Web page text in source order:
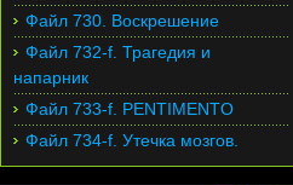
Файл 730. Воскрешение
Файл 732-f. Трагедия и
напарник
Файл 733-f. PENTIMENTO
Файл 734-f. Утечка мозгов.